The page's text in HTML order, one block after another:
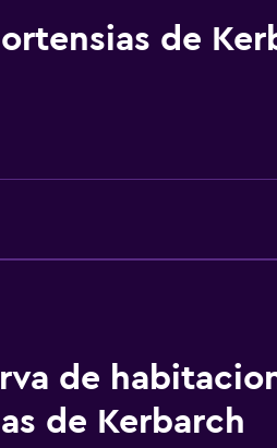
Utensilios de cocina
Baño
Ducha
Bañera de hidromasaje
de
de
de Kerbarch